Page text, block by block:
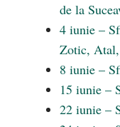
de la
4 iunie –
Zotic,
8 iunie –
15 iunie –
22 iunie –